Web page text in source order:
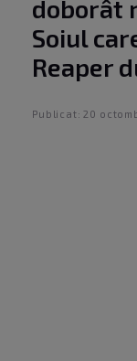
doborât
Soiul
Reaper
Publicat: 20